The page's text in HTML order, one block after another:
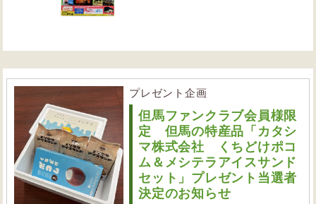
プレゼント企画
但馬ファンクラブ会員様限
定 但馬の特産品「カタシ
マ株式会社 くちどけポコ
ム＆メシテラアイスサンド
セット」プレゼント当選者
決定のお知らせ